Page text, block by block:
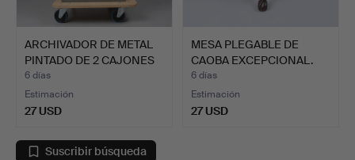
ARCHIVADOR DE METAL
PINTADO DE 2 CAJONES
B…
6 días
Estimación
27 USD
MESA PLEGABLE DE
CAOBA EXCEPCIONAL.
6 días
Estimación
27 USD
Suscribir búsqueda